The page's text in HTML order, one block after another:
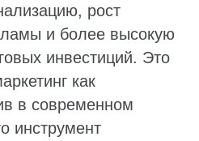
рост
и более высокую
инвестиций. Это
как
в современном
инструмент